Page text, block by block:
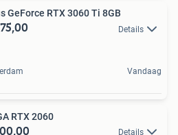
GeForce RTX 3060 Ti 8GB
Details
Vandaag
RTX 2060
Details